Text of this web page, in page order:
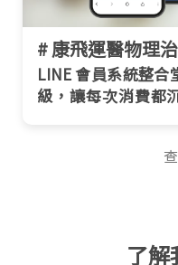
# 康飛運醫物理
LINE 會員系統整合
級，讓每次消費都
了解